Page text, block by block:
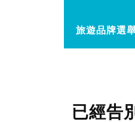
旅遊品牌選
已經告